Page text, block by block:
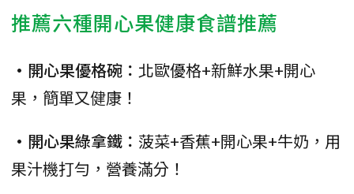
推薦六種開心果健康食譜推薦
•開心果優格碗： 北歐優格+新鮮水果+開心
果，簡單又健康！
•開心果綠拿鐵： 菠菜+香蕉+開心果+牛奶，用
果汁機打勻，營養滿分！